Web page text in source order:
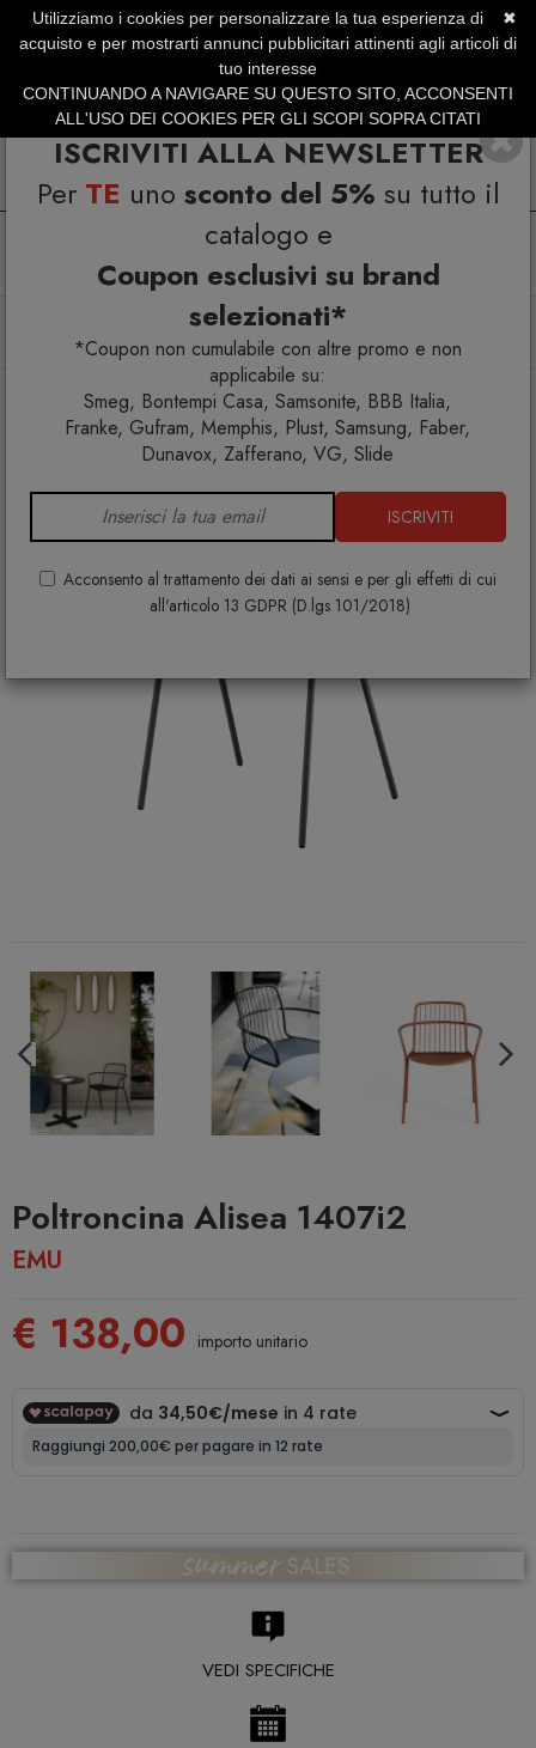
ISCRIVITI ALLA NEWSLETTER
Per TE uno sconto del 5% su tutto il
catalogo e
Coupon esclusivi su brand
selezionati*
*Coupon non cumulabile con altre promo e non
applicabile su:
Smeg, Bontempi Casa, Samsonite, BBB Italia,
Franke, Gufram, Memphis, Plust, Samsung, Faber,
Dunavox, Zafferano, VG, Slide
ISCRIVITI
Acconsento al trattamento dei dati ai sensi e per gli effetti di cui
all'articolo 13 GDPR (D.lgs 101/2018)
SERVIZIO CLIENTI +39.0773.470.562
SUMMER SALES | Fino al 31 Agosto
Arredo esterno
Poltroncine
Poltroncina Alisea 1407i2
Poltroncina Alisea 1407i2
EMU
€ 138,00 importo unitario
VEDI SPECIFICHE
✖
Utilizziamo i cookies per personalizzare la tua esperienza di
acquisto e per mostrarti annunci pubblicitari attinenti agli articoli di
tuo interesse
CONTINUANDO A NAVIGARE SU QUESTO SITO, ACCONSENTI
ALL'USO DEI COOKIES PER GLI SCOPI SOPRA CITATI